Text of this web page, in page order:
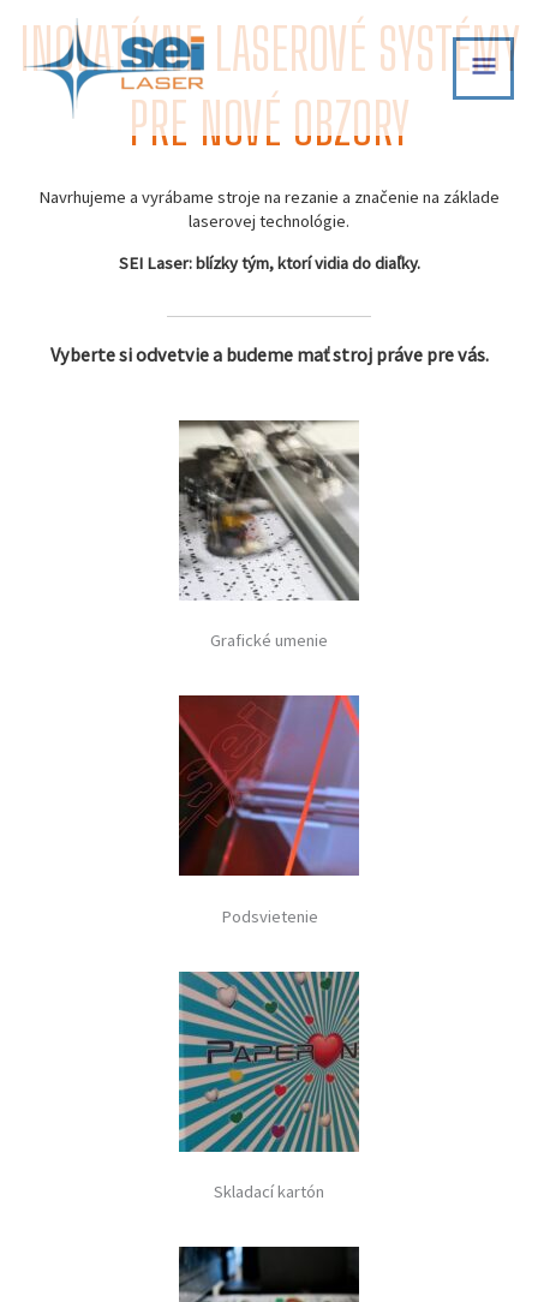
content
INOVATÍVNE LASEROVÉ SYSTÉMY
PRE NOVÉ OBZORY
Navrhujeme a vyrábame stroje na rezanie a značenie na základe
laserovej technológie.
SEI Laser: blízky tým, ktorí vidia do diaľky.
Vyberte si odvetvie a budeme mať stroj práve pre vás.
Grafické umenie
Podsvietenie
Skladací kartón